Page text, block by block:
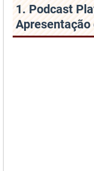
1. Podcast